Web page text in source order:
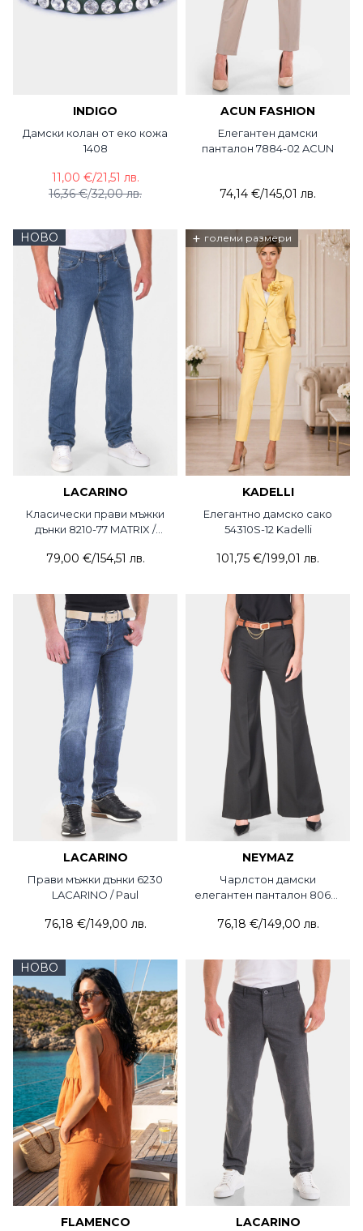
INDIGO
Дамски колан от еко кожа
1408
16,36 €/32,00 лв.
11,00 €/21,51 лв.
ACUN FASHION
Елегантен дамски
панталон 7884-02 ACUN
74,14 €/145,01 лв.
НОВО
LACARINO
Класически прави мъжки
дънки 8210-77 MATRIX /
79,00 €/154,51 лв.
+ големи размери
KADELLI
Елегантно дамско сако
54310S-12 Kadelli
101,75 €/199,01 лв.
LACARINO
Прави мъжки дънки 6230
LACARINO / Paul
76,18 €/149,00 лв.
NEYMAZ
Чарлстон дамски
елегантен панталон 8068-
кожа и верижка
76,18 €/149,00 лв.
НОВО
FLAMENCO LACARINO